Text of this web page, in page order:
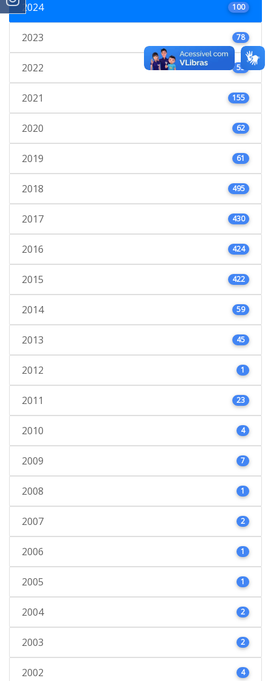
2024 100
2023 78
2022 53
2021 155
2020 62
2019 61
2018 495
2017 430
2016 424
2015 422
2014 59
2013 45
2012 1
2011 23
2010 4
2009 7
2008 1
2007 2
2006 1
2005 1
2004 2
2003 2
2002 4